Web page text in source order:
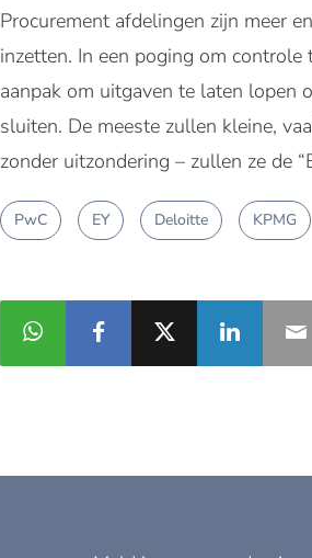
Procurement afdelingen zijn meer
inzetten. In een poging om controle
aanpak om uitgaven te laten lopen
sluiten. De meeste zullen kleine,
zonder uitzondering – zullen ze de
PwC EY Deloitte KPMG